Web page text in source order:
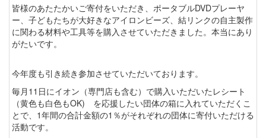
皆様のあたたかいご寄付をいただき、ポータブルDVDプレーヤ
ー、子どもたちが大好きなアイロンビーズ、結リンクの自主製作
に関わる材料や工具等を購入させていただきました。本当にあり
がたいです。
今年度も引き続き参加させていただいております。
毎月11日にイオン（専門店も含む）で購入いただいたレシート
（黄色も白色もOK) を応援したい団体の箱に入れていただくこ
とで、1年間の合計金額の1％がそれぞれの団体に寄付いただける
活動です。